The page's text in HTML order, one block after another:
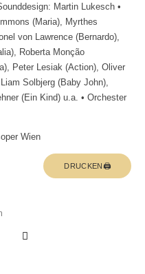
Martin Lukesch •
(Maria), Myrthes
von Lawrence (Bernardo),
Roberta Monção
Peter Lesiak (Action), Oliver
Solbjerg (Baby John),
(Ein Kind) u.a. • Orchester
Wien
DRUCKEN🖨